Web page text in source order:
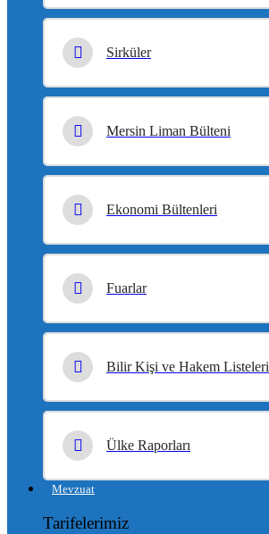
Sirküler
Mersin Liman Bülteni
Ekonomi Bültenleri
Fuarlar
Bilir Kişi ve Hakem Listeleri
Ülke Raporları
Mevzuat
Tarifelerimiz